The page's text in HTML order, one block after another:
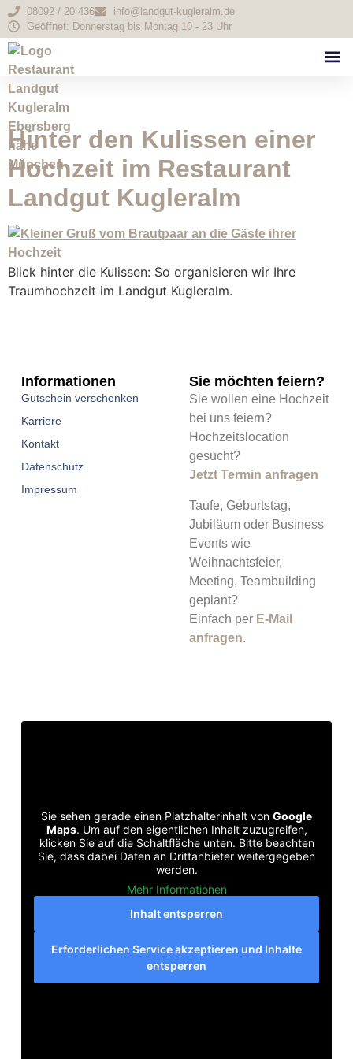
08092 / 20 436
info@landgut-kugleralm.de
Geöffnet: Donnerstag bis Montag 10 - 23 Uhr
Schlagwort:
Hinter den Kulissen einer
Hochzeit im Restaurant
Landgut Kugleralm
Blick hinter die Kulissen: So organisieren wir Ihre
Traumhochzeit im Landgut Kugleralm.
Informationen
Gutschein verschenken
Karriere
Kontakt
Datenschutz
Impressum
Sie möchten feiern?
Sie wollen eine Hochzeit
bei uns feiern?
Hochzeitslocation
gesucht?
Jetzt Termin anfragen
Taufe, Geburtstag,
Jubiläum oder Business
Events wie
Weihnachtsfeier,
Meeting, Teambuilding
geplant?
Einfach per E-Mail
anfragen.
Sie sehen gerade einen Platzhalterinhalt von Google
Maps. Um auf den eigentlichen Inhalt zuzugreifen,
klicken Sie auf die Schaltfläche unten. Bitte beachten
Sie, dass dabei Daten an Drittanbieter weitergegeben
werden.
Mehr Informationen
Inhalt entsperren
Erforderlichen Service akzeptieren und Inhalte
entsperren